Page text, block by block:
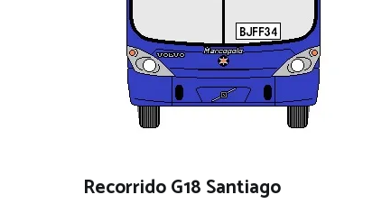
Recorrido G18 Santiago